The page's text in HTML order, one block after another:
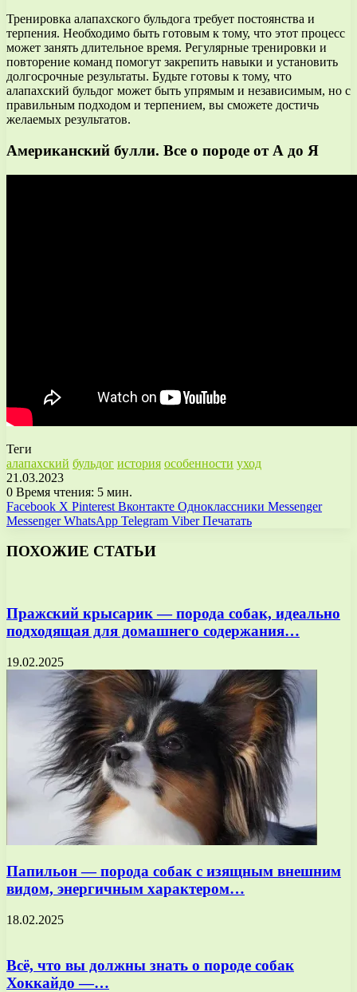
Тренировка алапахского бульдога требует постоянства и
терпения. Необходимо быть готовым к тому, что этот процесс
может занять длительное время. Регулярные тренировки и
повторение команд помогут закрепить навыки и установить
долгосрочные результаты. Будьте готовы к тому, что
алапахский бульдог может быть упрямым и независимым, но с
правильным подходом и терпением, вы сможете достичь
желаемых результатов.
Американский булли. Все о породе от А до Я
Теги
алапахский бульдог история особенности уход
21.03.2023
0 Время чтения: 5 мин.
Facebook X Pinterest Вконтакте Одноклассники Messenger
Messenger WhatsApp Telegram Viber Печатать
ПОХОЖИЕ СТАТЬИ
Пражский крысарик — порода собак, идеально
подходящая для домашнего содержания…
19.02.2025
Папильон — порода собак с изящным внешним
видом, энергичным характером…
18.02.2025
Всё, что вы должны знать о породе собак
Хоккайдо —…